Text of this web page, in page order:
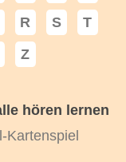
R S
T
Z
hören lernen